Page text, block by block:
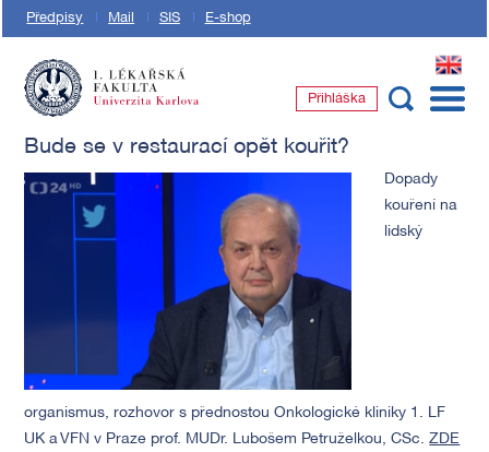
Předpisy Mail SIS E-shop
EN
Přihláška
Bude se v restaurací opět kouřit?
Dopady
kouření na
lidský
organismus, rozhovor s přednostou Onkologické kliniky 1. LF
UK a VFN v Praze prof. MUDr. Lubošem Petruželkou, CSc.ZDE